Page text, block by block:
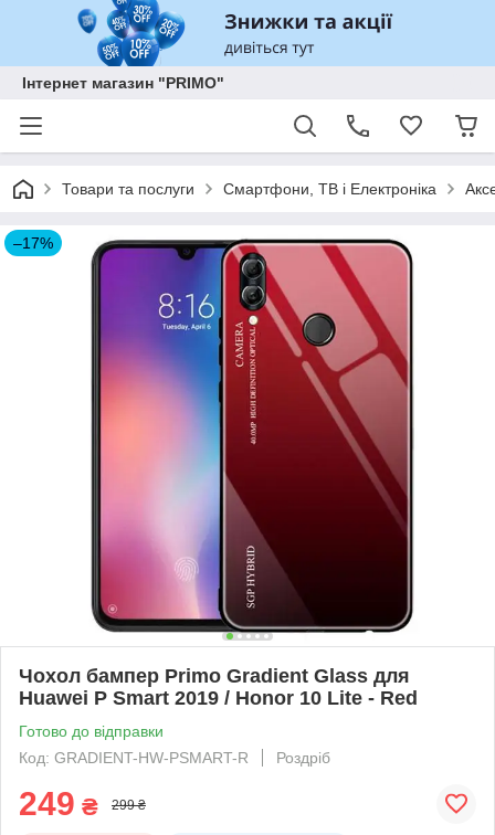
Інтернет магазин "PRIMO"
Товари та послуги Смартфони, ТВ і Електроніка
–17%
Чохол бампер Primo Gradient Glass для
Huawei P Smart 2019 / Honor 10 Lite - Red
Готово до відправки
Код: GRADIENT-HW-PSMART-R
Роздріб
249 ₴ 299 ₴